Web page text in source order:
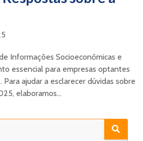
Informações Socioeconômicas e
essencial para empresas optantes
ajudar a esclarecer dúvidas sobre
elaboramos...